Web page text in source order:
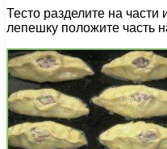
Тесто разделите на
лепешку положите часть